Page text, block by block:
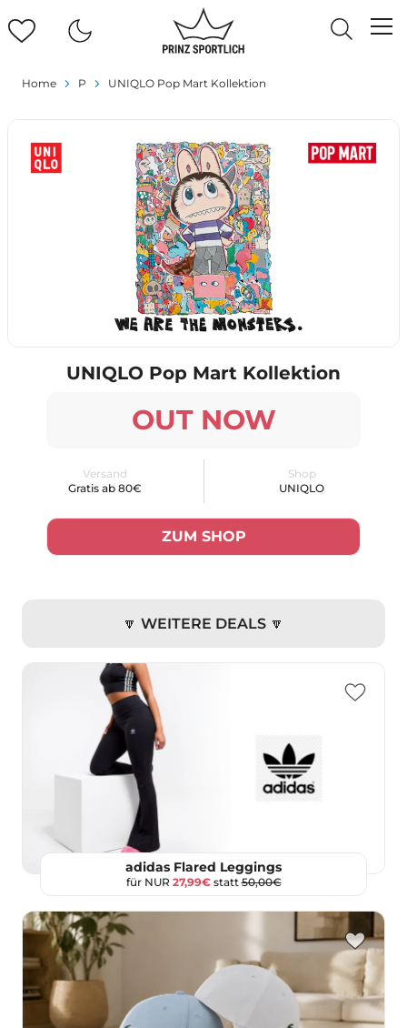
Home P UNIQLO Pop Mart Kollektion
UNIQLO Pop Mart Kollektion
OUT NOW
Versand
Gratis ab 80€
Shop
UNIQLO
ZUM SHOP
🔽 WEITERE DEALS 🔽
adidas Flared Leggings
für NUR 27,99€statt50,00€